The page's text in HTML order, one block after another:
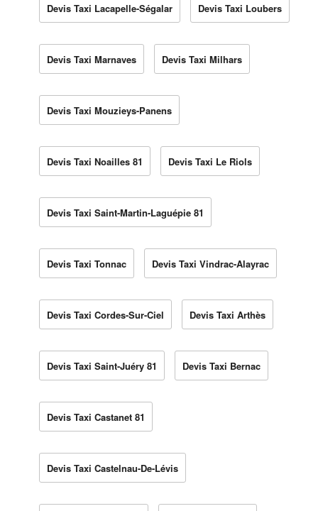
Devis Taxi Lacapelle-Ségalar Devis Taxi Loubers
Devis Taxi Marnaves Devis Taxi Milhars
Devis Taxi Mouzieys-Panens
Devis Taxi Noailles 81 Devis Taxi Le Riols
Devis Taxi Saint-Martin-Laguépie 81
Devis Taxi Tonnac Devis Taxi Vindrac-Alayrac
Devis Taxi Cordes-Sur-Ciel Devis Taxi Arthès
Devis Taxi Saint-Juéry 81 Devis Taxi Bernac
Devis Taxi Castanet 81
Devis Taxi Castelnau-De-Lévis